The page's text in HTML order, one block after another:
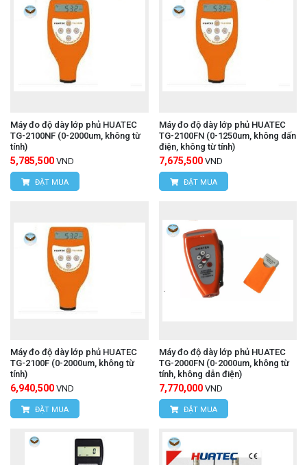
Máy đo độ dày lớp phủ HUATEC
TG-2100NF (0-2000um, không từ
tính)
5,785,500 VND
ĐẶT MUA
Máy đo độ dày lớp phủ HUATEC
TG-2100FN (0-1250um, không dấn
điện, không từ tính)
7,675,500 VND
ĐẶT MUA
Máy đo độ dày lớp phủ HUATEC
TG-2100F (0-2000um, không từ
tính)
6,940,500 VND
ĐẶT MUA
Máy đo độ dày lớp phủ HUATEC
TG-2000FN (0-2000um, không từ
tính, không dẫn điện)
7,770,000 VND
ĐẶT MUA